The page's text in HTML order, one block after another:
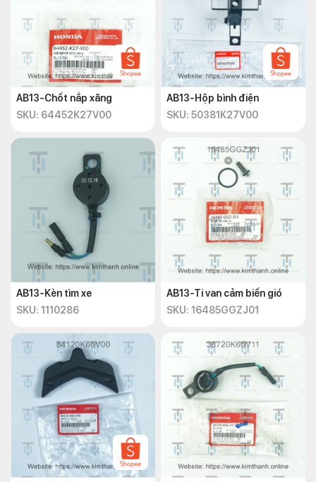
AB13-Chốt nắp xăng
SKU: 64452K27V00
AB13-Hộp bình điện
SKU: 50381K27V00
AB13-Kèn tìm xe
SKU: 1110286
AB13-Ti van cảm biến gió
SKU: 16485GGZJ01